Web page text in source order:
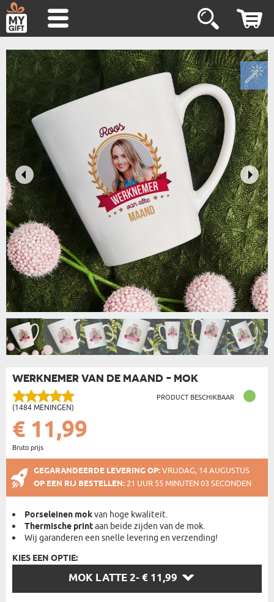
WERKNEMER VAN DE MAAND - MOK
(1484 MENINGEN)
PRODUCT BESCHIKBAAR
€ 11,99
Bruto prijs
GEGARANDEERDE LEVERING OP:VRIJDAG, 14 AUGUSTUS
OP EEN RIJ BESTELLEN: 21 UUR 55 MINUTEN 03 SECONDEN
Porseleinen mokvan hoge kwaliteit.
Thermische printaan beide zijden van de mok.
Wij garanderen een snelle levering en verzending!
KIES EEN OPTIE:
MOK LATTE 2- € 11,99
OPTIE: